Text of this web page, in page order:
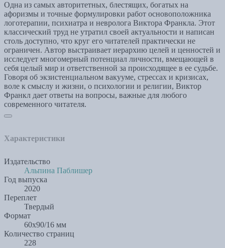
Одна из самых авторитетных, блестящих, богатых на
афоризмы и точные формулировки работ основоположника
логотерапии, психиатра и невролога Виктора Франкла. Этот
классический труд не утратил своей актуальности и написан
столь доступно, что круг его читателей практически не
ограничен. Автор выстраивает иерархию целей и ценностей и
исследует многомерный потенциал личности, вмещающей в
себя целый мир и ответственной за происходящее в ее судьбе.
Говоря об экзистенциальном вакууме, стрессах и кризисах,
воле к смыслу и жизни, о психологии и религии, Виктор
Франкл дает ответы на вопросы, важные для любого
современного читателя.
Характеристики
Издательство
Альпина Паблишер
Год выпуска
2020
Переплет
Твердый
Формат
60x90/16 мм
Количество страниц
228